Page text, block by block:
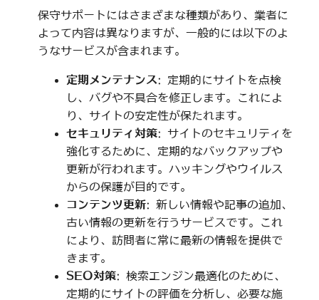
保守サポートにはさまざまな種類があり、業者に
よって内容は異なりますが、一般的には以下のよ
うなサービスが含まれます。
定期メンテナンス: 定期的にサイトを点検
し、バグや不具合を修正します。これによ
り、サイトの安定性が保たれます。
セキュリティ対策: サイトのセキュリティを
強化するために、定期的なバックアップや
更新が行われます。ハッキングやウイルス
からの保護が目的です。
コンテンツ更新: 新しい情報や記事の追加、
古い情報の更新を行うサービスです。これ
により、訪問者に常に最新の情報を提供で
きます。
SEO対策: 検索エンジン最適化のために、
定期的にサイトの評価を分析し、必要な施